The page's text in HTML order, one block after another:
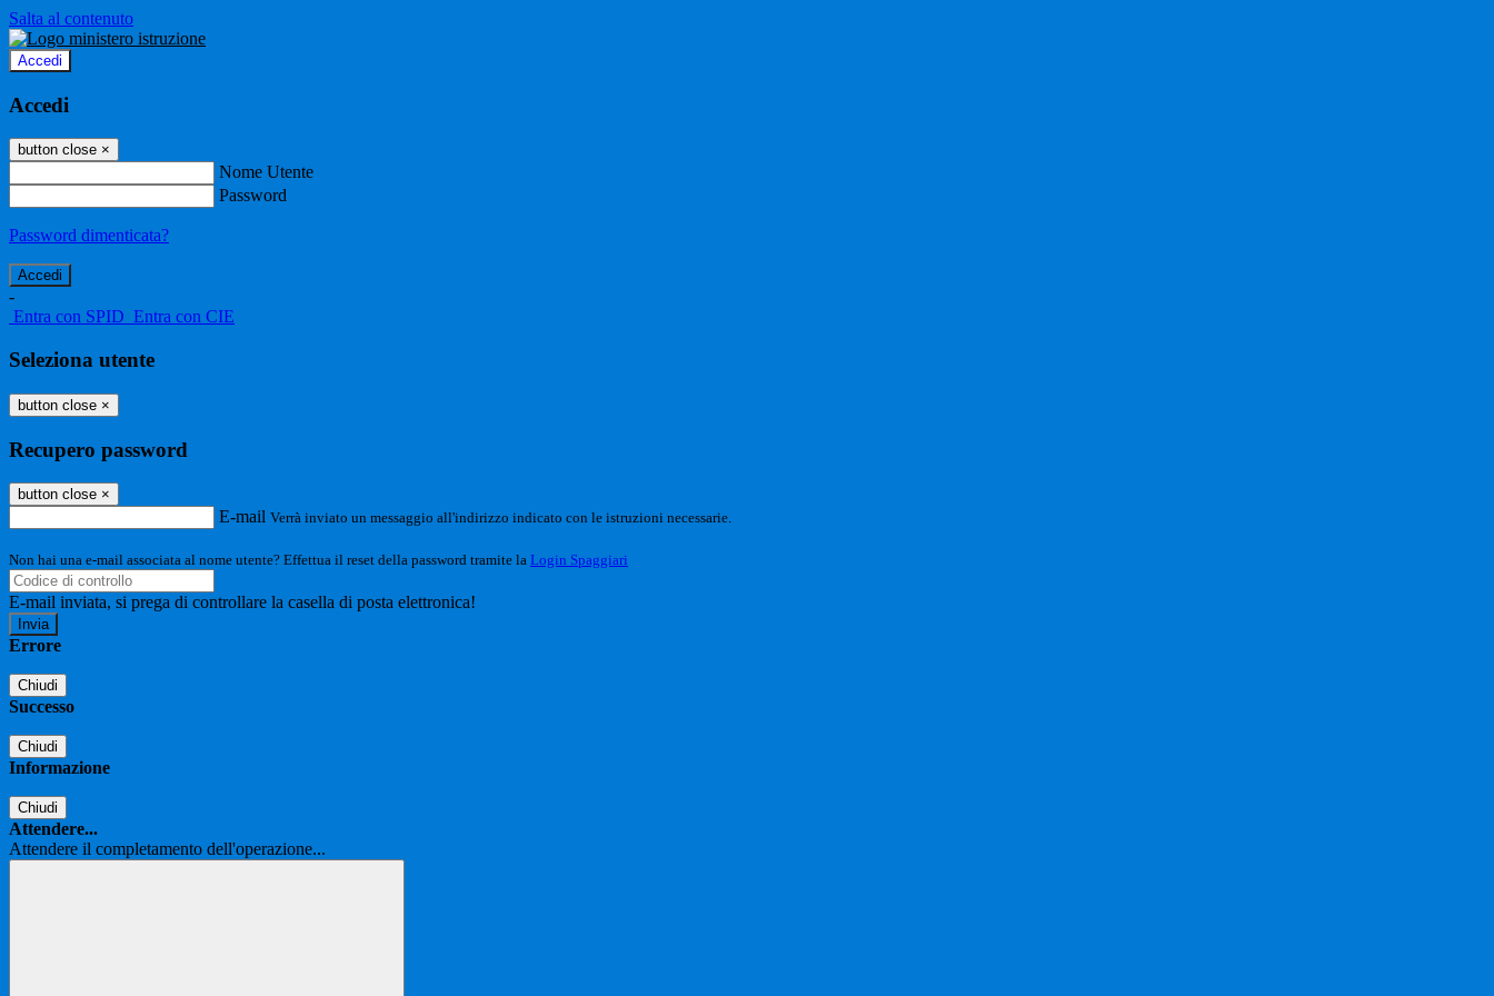
Salta al contenuto
Accedi
Accedi
button close ×
Nome Utente
Password
Password dimenticata?
-
Entra con SPID Entra con CIE
Seleziona utente
button close ×
Recupero password
button close ×
E-mail Verrà inviato un messaggio all'indirizzo indicato con le istruzioni necessarie.
Non hai una e-mail associata al nome utente? Effettua il reset della password tramite la Login Spaggiari
E-mail inviata, si prega di controllare la casella di posta elettronica!
Errore
Chiudi
Successo
Chiudi
Informazione
Chiudi
Attendere...
Attendere il completamento dell'operazione...